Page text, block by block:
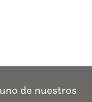
de nuestros